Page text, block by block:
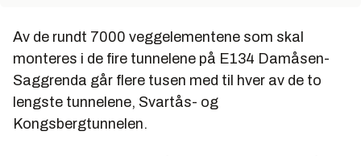
Av de rundt 7000 veggelementene som skal
monteres i de fire tunnelene på E134 Damåsen-
Saggrenda går flere tusen med til hver av de to
lengste tunnelene, Svartås- og
Kongsbergtunnelen.